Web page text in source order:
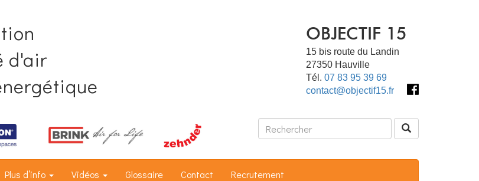
d'air
OBJECTIF 15
15 bis route du Landin
27350 Hauville
Tél. 07 83 95 39 69
contact@objectif15.fr
Plus d’info Vidéos Glossaire Contact Recrutement